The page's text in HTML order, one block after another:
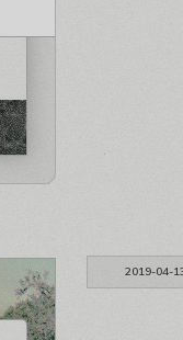
2019-04-